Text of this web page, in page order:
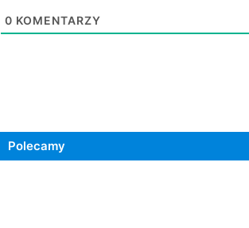
0 KOMENTARZY
Polecamy